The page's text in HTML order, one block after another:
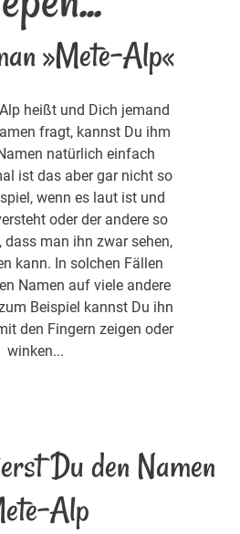
»Mete-Alp«
heißt und Dich jemand
fragt, kannst Du ihm
natürlich einfach
ist das aber gar nicht so
wenn es laut ist und
oder der andere so
man ihn zwar sehen,
kann. In solchen Fällen
Namen auf viele andere
Beispiel kannst Du ihn
den Fingern zeigen oder
winken...
Du den Namen
Alp